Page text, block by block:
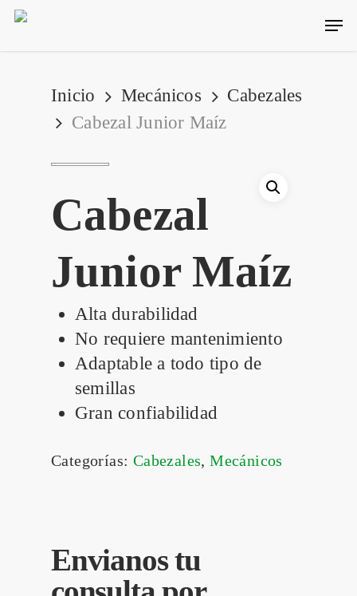
Skip
contentInicio Mecánicos
Cabezales
Cabezal Junior Maíz
Cabezal
Junior Maíz
Alta durabilidad
No requiere mantenimiento
Adaptable a todo tipo de
semillas
Gran confiabilidad
Categorías: Cabezales,Mecánicos
Envianos tu